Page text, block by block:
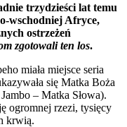
trzydzieści lat temu
wschodniej Afryce,
ostrzeżeń
zgotowali ten los.
miała miejsce seria
się Matka Boża
– Matka Słowa).
ogromnej rzezi, tysięcy
krwią.